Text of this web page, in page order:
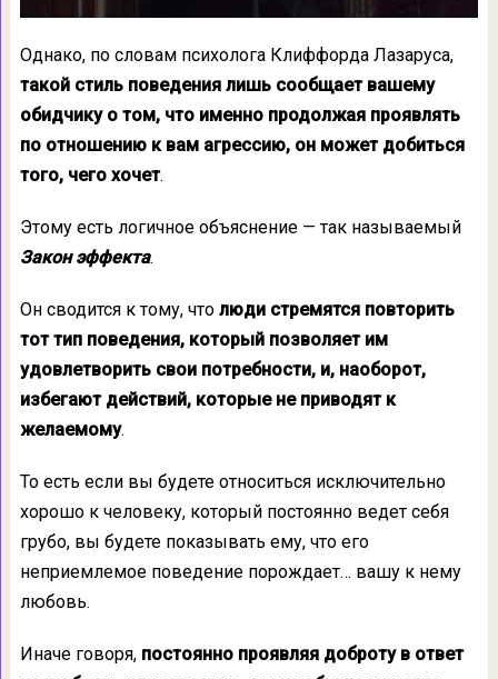
Однако, по словам психолога Клиффорда Лазаруса,
такой стиль поведения лишь сообщает вашему
обидчику о том, что именно продолжая проявлять
по отношению к вам агрессию, он может добиться
того, чего хочет.
Этому есть логичное объяснение — так называемый
Закон эффекта.
Он сводится к тому, что люди стремятся повторить
тот тип поведения, который позволяет им
удовлетворить свои потребности, и, наоборот,
избегают действий, которые не приводят к
желаемому.
То есть если вы будете относиться исключительно
хорошо к человеку, который постоянно ведет себя
грубо, вы будете показывать ему, что его
неприемлемое поведение порождает… вашу к нему
любовь.
Иначе говоря, постоянно проявляя доброту в ответ